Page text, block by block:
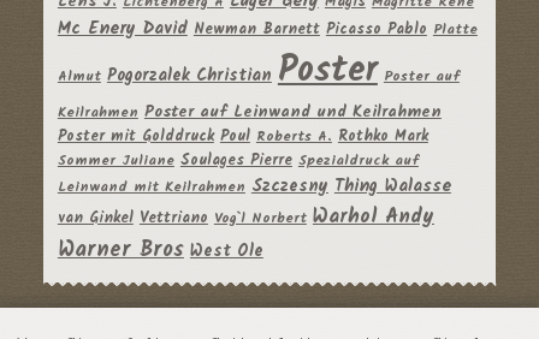
Mc Enery David Newman Barnett Picasso Pablo Platte
Almut Pogorzalek Christian Poster Poster auf
Keilrahmen Poster auf Leinwand und Keilrahmen
Poster mit Golddruck Poul Roberts A. Rothko Mark
Sommer Juliane Soulages Pierre Spezialdruck auf
Leinwand mit Keilrahmen Szczesny Thing Walasse
van Ginkel Vettriano Vog`l Norbert Warhol Andy
Warner Bros West Ole